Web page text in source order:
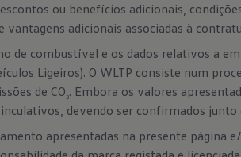
ou benefícios adicionais,
vantagens adicionais associadas à
de combustível e os dados relativos a
Ligeiros). O WLTP consiste num
de CO 2. Embora os valores
devendo ser confirmados junto
apresentadas na presente página